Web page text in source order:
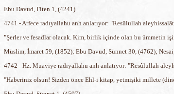
Ebu Davud, Fiten 1, (4241).
4741 - Arfece radıyallahu anh anlatıyor: "Resûlullah
"Şerler ve fesadlar olacak. Kim, birlik içinde olan bu ümmetin
Müslim, İmaret 59, (1852); Ebu Davud, Sünnet 30, (4762);
4742 - Hz. Muaviye radıyallahu anh anlatıyor: "Resûlullah
"Haberiniz olsun! Sizden önce Ehl-i kitap, yetmişiki millete